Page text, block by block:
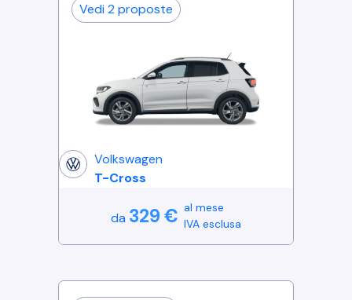
Vedi 2 proposte
Volkswagen
T-Cross
da 329€ al mese
IVA esclusa